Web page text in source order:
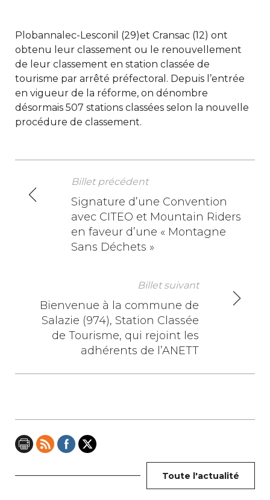
Plobannalec-Lesconil (29)et Cransac (12) ont
obtenu leur classement ou le renouvellement
de leur classement en station classée de
tourisme par arrêté préfectoral. Depuis l’entrée
en vigueur de la réforme, on dénombre
désormais 507 stations classées selon la nouvelle
procédure de classement.
N
i
n
d
Billet précédent
Signature d’une Convention
avec CITEO et Mountain Riders
en faveur d’une « Montagne
Sans Déchets »
Billet suivant
Bienvenue à la commune de
Salazie (974), Station Classée
de Tourisme, qui rejoint les
adhérents de l’ANETT
Toute l'actualité